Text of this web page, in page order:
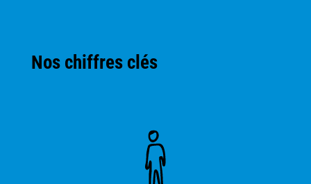
Nos chiffres clés